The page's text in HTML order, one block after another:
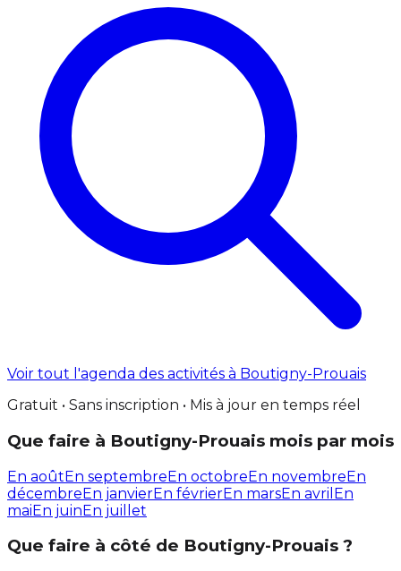
Voir tout l'agenda des activités à Boutigny-Prouais
Gratuit • Sans inscription • Mis à jour en temps réel
Que faire à Boutigny-Prouais mois par mois
En aoûtEn septembreEn octobreEn novembreEn
décembreEn janvierEn févrierEn marsEn avril En
maiEn juinEn juillet
Que faire à côté de Boutigny-Prouais ?